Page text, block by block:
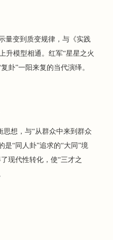
量变到质变规律，与《实践
升模型相通。红军“星星之火
卦”一阳来复的当代演绎。
思想，与“从群众中来到群众
是“同人卦”追求的“大同”境
现代性转化，使“三才之